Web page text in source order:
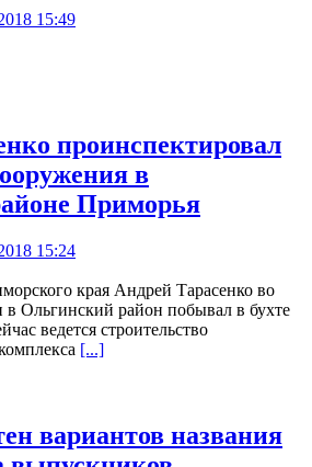
15:49
проинспектировал
в
Приморья
15:24
края Андрей Тарасенко во
в Ольгинский район побывал в бухте
ведется строительство
[...]
вариантов названия